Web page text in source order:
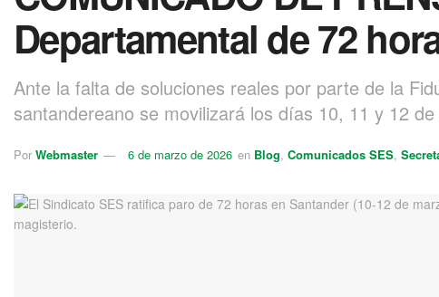
Departamental de 72
Ante la falta de soluciones reales por parte de la
santandereano se movilizará los días 10, 11 y 12
Por Webmaster 6 de marzo de 2026 en Blog, Comunicados SES,